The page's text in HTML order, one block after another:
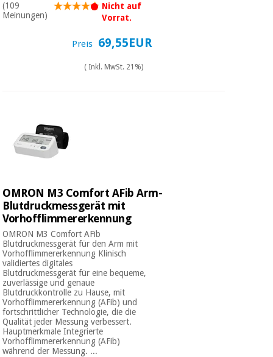
(109
Meinungen)
Nicht auf
Vorrat.
Preis 69,55EUR
( Inkl. MwSt. 21%)
OMRON M3 Comfort AFib Arm-
Blutdruckmessgerät mit
Vorhofflimmererkennung
OMRON M3 Comfort AFib
Blutdruckmessgerät für den Arm mit
Vorhofflimmererkennung Klinisch
validiertes digitales
Blutdruckmessgerät für eine bequeme,
zuverlässige und genaue
Blutdruckkontrolle zu Hause, mit
Vorhofflimmererkennung (AFib) und
fortschrittlicher Technologie, die die
Qualität jeder Messung verbessert.
Hauptmerkmale Integrierte
Vorhofflimmererkennung (AFib)
während der Messung. ...